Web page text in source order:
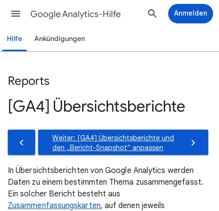
Google Analytics-Hilfe Anmelden
Hilfe Ankündigungen
Reports
[GA4] Übersichtsberichte
Weiter: [GA4] Übersichtsberichte und
den „Bericht-Snapshot“ anpassen
In Übersichtsberichten von Google Analytics werden
Daten zu einem bestimmten Thema zusammengefasst.
Ein solcher Bericht besteht aus
Zusammenfassungskarten, auf denen jeweils